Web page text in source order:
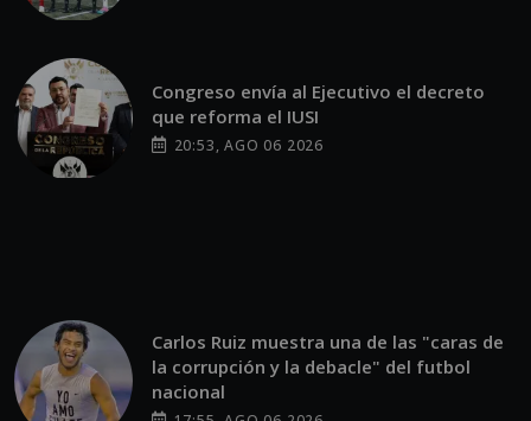
Congreso envía al Ejecutivo el decreto
que reforma el IUSI
20:53, AGO 06 2026
Carlos Ruiz muestra una de las "caras de
la corrupción y la debacle" del futbol
nacional